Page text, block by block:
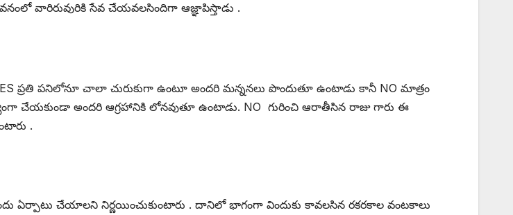
వారిరువురికి సేవ చేయవలసిందిగా ఆజ్ఞాపిస్తాడు .
ప్రతి పనిలోనూ చాలా చురుకుగా ఉంటూ అందరి మన్ననలు పొందుతూ ఉంటాడు కానీ NO మాత్రం
చేయకుండా అందరి ఆగ్రహానికి లోనవుతూ ఉంటాడు. NO గురించి ఆరాతీసిన రాజు గారు ఈ
.
ఏర్పాటు చేయాలని నిర్ణయించుకుంటారు . దానిలో భాగంగా విందుకు కావలసిన రకరకాల వంటకాలు